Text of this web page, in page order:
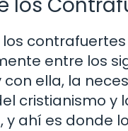
los
entre los
con ella, la
cristianismo y
y ahí es donde